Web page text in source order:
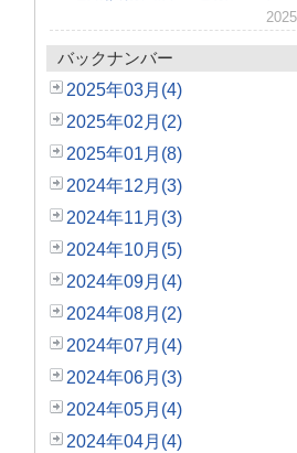
バックナンバー
2025年03月(4)
2025年02月(2)
2025年01月(8)
2024年12月(3)
2024年11月(3)
2024年10月(5)
2024年09月(4)
2024年08月(2)
2024年07月(4)
2024年06月(3)
2024年05月(4)
2024年04月(4)